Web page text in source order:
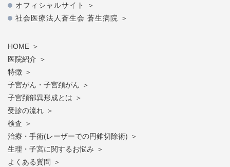
オフィシャルサイト
社会医療法人蒼生会 蒼生病院
HOME
医院紹介
特徴
子宮がん・子宮頚がん
子宮頚部異形成とは
受診の流れ
検査
治療・手術(レーザーでの円錐切除術)
生理・子宮に関するお悩み
よくある質問